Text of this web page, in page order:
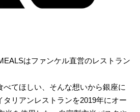
はファンケル直営のレストラン
てほしい、そんな想いから銀座に
タリアンレストランを2019年にオー